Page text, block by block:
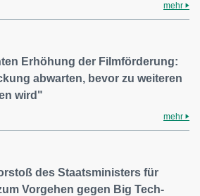
mehr
Erhöhung der Filmförderung:
abwarten, bevor zu weiteren
wird"
mehr
des Staatsministers für
Vorgehen gegen Big Tech-